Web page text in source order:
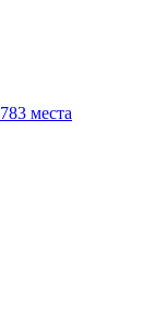
783 места